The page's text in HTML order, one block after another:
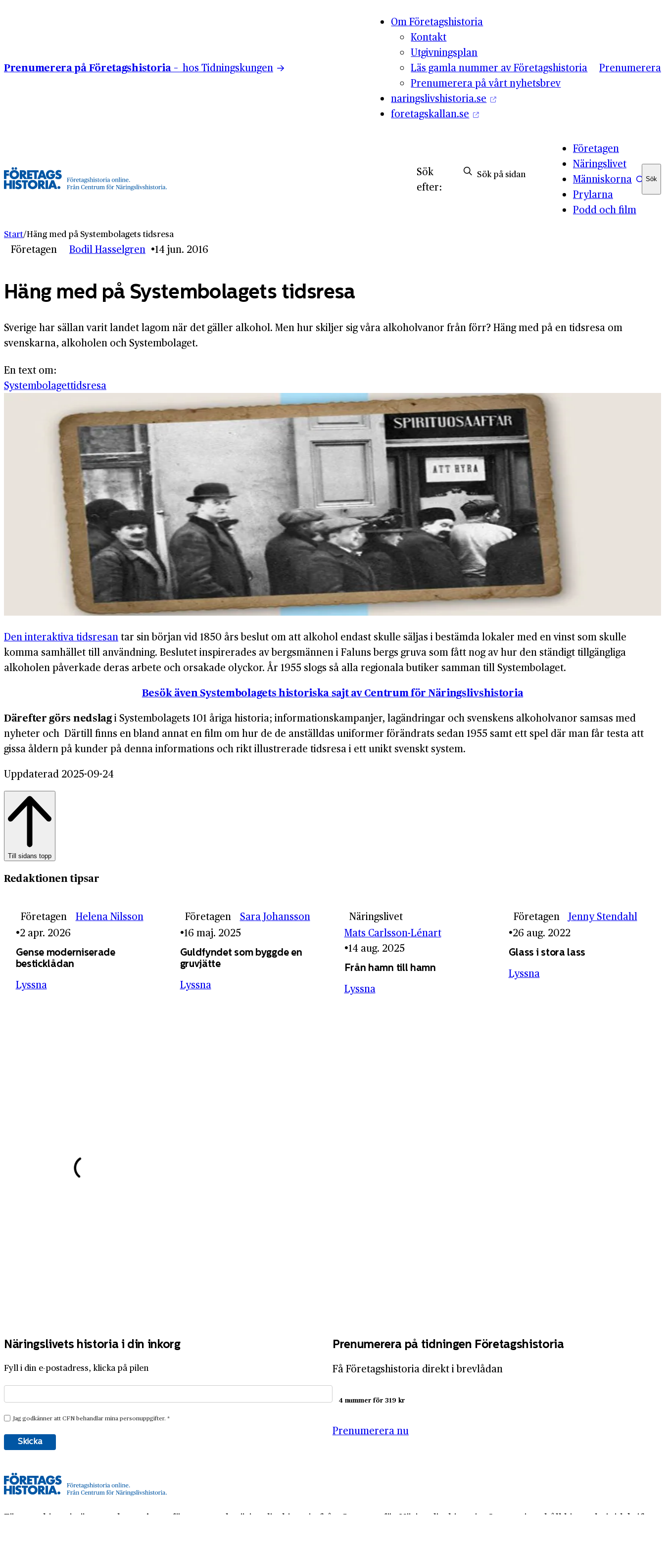
Prenumerera på Företagshistoria – hos Tidningskungen
Om Företagshistoria
Kontakt
Utgivningsplan
Läs gamla nummer av Företagshistoria
Prenumerera på vårt nyhetsbrev
naringslivshistoria.se
foretagskallan.se
Prenumerera
Företagen
Näringslivet
Människorna
Prylarna
Podd och film
Sök
efter:
Sök
Sök
Start/Häng med på Systembolagets tidsresa
Företagen Bodil Hasselgren 14 jun. 2016
Häng med på Systembolagets tidsresa
Sverige har sällan varit landet lagom när det gäller alkohol. Men hur skiljer sig våra alkoholvanor från förr? Häng med på en tidsresa om
svenskarna, alkoholen och Systembolaget.
En text om:
Systembolagettidsresa
Den interaktiva tidsresantar sin början vid 1850 års beslut om att alkohol endast skulle säljas i bestämda lokaler med en vinst som skulle
komma samhället till användning. Beslutet inspirerades av bergsmännen i Faluns bergs gruva som fått nog av hur den ständigt tillgängliga
alkoholen påverkade deras arbete och orsakade olyckor. År 1955 slogs så alla regionala butiker samman till Systembolaget.
Besök även Systembolagets historiska sajt av Centrum för Näringslivshistoria
Därefter görs nedslagi Systembolagets 101 åriga historia; informationskampanjer, lagändringar och svenskens alkoholvanor samsas med
nyheter och Därtill finns en bland annat en film om hur de de anställdas uniformer förändrats sedan 1955 samt ett spel där man får testa att
gissa åldern på kunder på denna informations och rikt illustrerade tidsresa i ett unikt svenskt system.
Uppdaterad 2025-09-24
Till sidans topp
Redaktionen tipsar
Företagen
Helena Nilsson
2 apr. 2026
Gense moderniserade
besticklådan
Lyssna
Företagen
Sara Johansson
16 maj. 2025
Guldfyndet som byggde en
gruvjätte
Lyssna
Näringslivet
Mats Carlsson-Lénart
14 aug. 2025
Från hamn till hamn
Lyssna
Företagen
Jenny Stendahl
26 aug. 2022
Glass i stora lass
Lyssna
Näringslivets historia i din inkorg
Fyll i din e-postadress, klicka på pilen
Prenumerera på tidningen Företagshistoria
Få Företagshistoria direkt i brevlådan
4 nummer för 319 kr
Prenumerera nu
Företagshistoria är en nyhetssajt om företags- och näringslivshistoria från Centrum för Näringslivshistoria. Samma innehåll hittar du i tidskriften